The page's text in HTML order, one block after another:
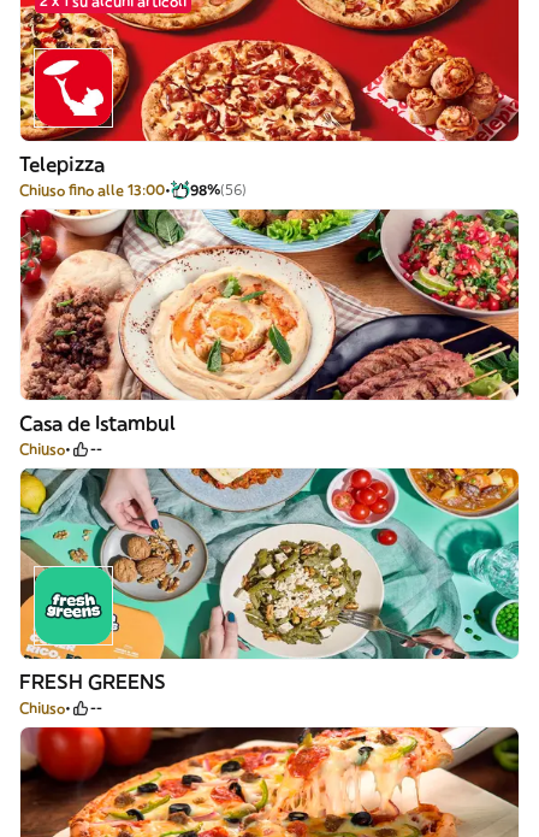
Telepizza
Chiuso fino alle 13:00 98%(56)
Casa de Istambul
Chiuso --
FRESH GREENS
Chiuso --